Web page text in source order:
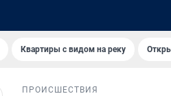
Квартиры с видом на реку
ПРОИСШЕСТВИЯ